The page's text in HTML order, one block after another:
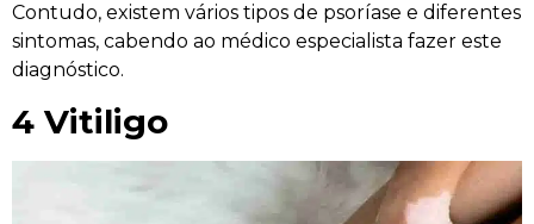
Contudo, existem vários tipos de psoríase e diferentes
sintomas, cabendo ao médico especialista fazer este
diagnóstico.
4 Vitiligo